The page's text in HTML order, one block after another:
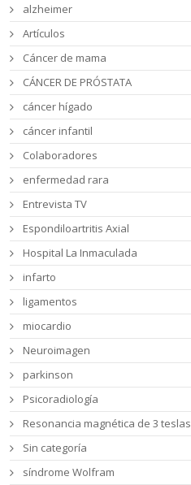
alzheimer
Artículos
Cáncer de mama
CÁNCER DE PRÓSTATA
cáncer hígado
cáncer infantil
Colaboradores
enfermedad rara
Entrevista TV
Espondiloartritis Axial
Hospital La Inmaculada
infarto
ligamentos
miocardio
Neuroimagen
parkinson
Psicoradiología
Resonancia magnética de 3 teslas
Sin categoría
síndrome Wolfram